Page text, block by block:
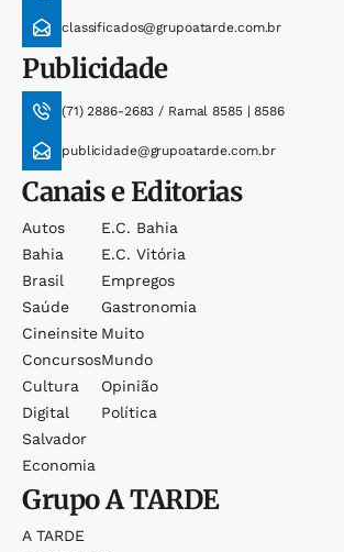
classificados@grupoatarde.com.br
Publicidade
(71) 2886-2683 / Ramal 8585 | 8586
publicidade@grupoatarde.com.br
Canais e Editorias
Autos
Bahia
Brasil
Saúde
Cineinsite
Concursos
Cultura
Digital
Salvador
Economia
E.c. Bahia
E.c. Vitória
Empregos
Gastronomia
Muito
Mundo
Opinião
Política
GrupoA TARDE
A TARDE